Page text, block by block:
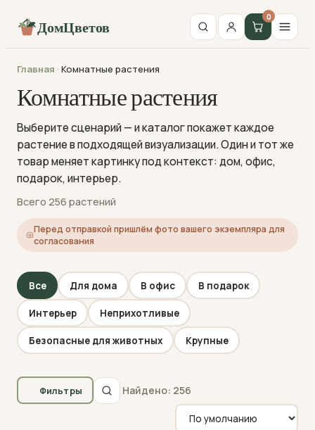
ДомЦветов
0
Главная · Комнатные растения
Комнатные растения
Выберите сценарий — и каталог покажет каждое
растение в подходящей визуализации. Один и тот же
товар меняет картинку под контекст: дом, офис,
подарок, интерьер.
Всего 256 растений
Перед отправкой пришлём фото вашего экземпляра для
согласования
Все Для дома В офис В подарок
Интерьер Неприхотливые
Безопасные для животных Крупные
Фильтры Найдено: 256